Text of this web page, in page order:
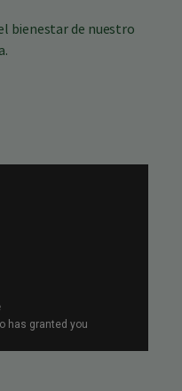
bienestar de nuestro